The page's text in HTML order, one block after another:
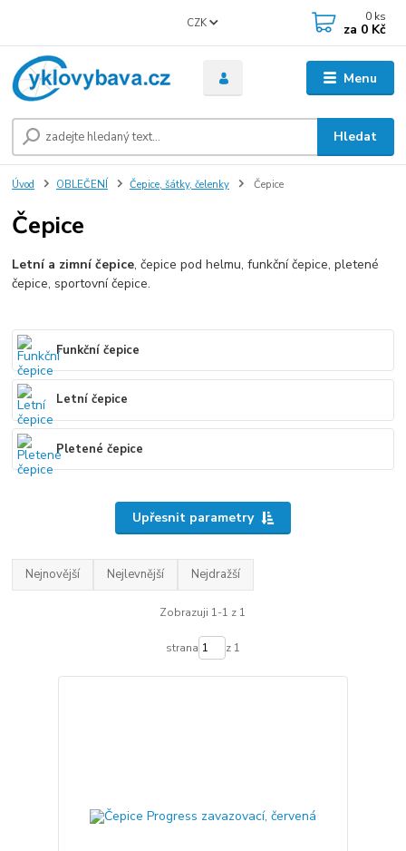
Menu
CZK
Hledat
0 ks
za 0 Kč
Úvod OBLEČENÍ Čepice, šátky, čelenky Čepice
Čepice
Letní a zimní čepice, čepice pod helmu, funkční čepice, pletené
čepice, sportovní čepice.
Funkční čepice
Letní čepice
Pletené čepice
Upřesnit parametry
Nejnovější Nejlevnější Nejdražší
Zobrazuji 1-1 z 1
strana z 1